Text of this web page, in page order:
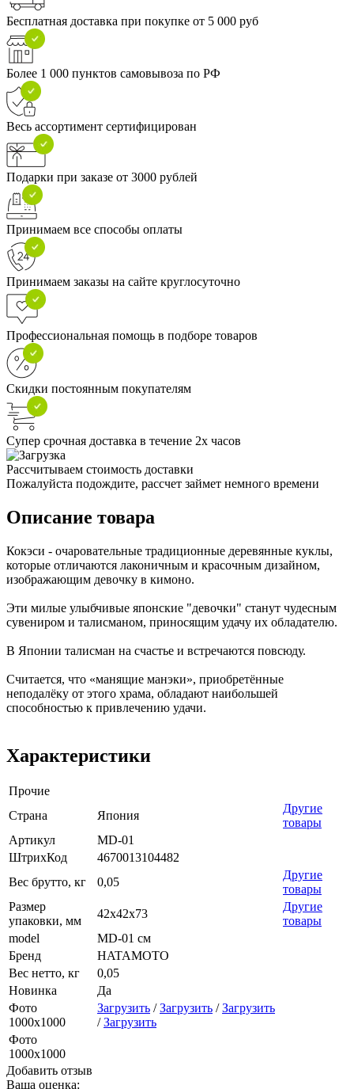
Бесплатная доставка при покупке от 5 000 руб
Более 1 000 пунктов самовывоза по РФ
Весь ассортимент сертифицирован
Подарки при заказе от 3000 рублей
Принимаем все способы оплаты
Принимаем заказы на сайте круглосуточно
Профессиональная помощь в подборе товаров
Скидки постоянным покупателям
Супер срочная доставка в течение 2х часов
Рассчитываем стоимость доставки
Пожалуйста подождите, рассчет займет немного времени
Описание товара
Кокэси - очаровательные традиционные деревянные куклы,
которые отличаются лаконичным и красочным дизайном,
изображающим девочку в кимоно.
Эти милые улыбчивые японские "девочки" станут чудесным
сувениром и талисманом, приносящим удачу их обладателю.
В Японии талисман на счастье и встречаются повсюду.
Считается, что «манящие манэки», приобретённые
неподалёку от этого храма, обладают наибольшей
способностью к привлечению удачи.
Характеристики
Прочие
Страна
Япония
Другие
товары
Артикул
MD-01
ШтрихКод
4670013104482
Вес брутто, кг
0,05
Другие
товары
Размер
упаковки, мм
42х42х73
Другие
товары
model
MD-01 см
Бренд
HATAMOTO
Вес нетто, кг
0,05
Новинка
Да
Фото
1000х1000
Загрузить /Загрузить /Загрузить
/Загрузить
Фото
1000х1000
Добавить отзыв
Ваша оценка: